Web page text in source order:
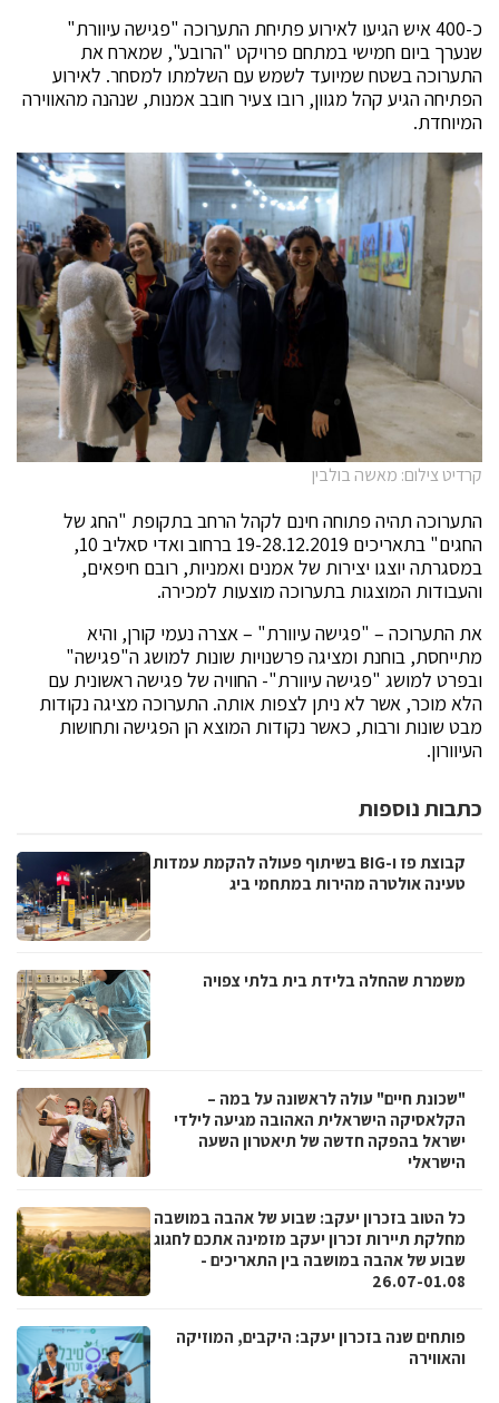
כ-400 איש הגיעו לאירוע פתיחת התערוכה "פגישה עיוורת"
שנערך ביום חמישי במתחם פרויקט "הרובע", שמארח את
התערוכה בשטח שמיועד לשמש עם השלמתו למסחר. לאירוע
הפתיחה הגיע קהל מגוון, רובו צעיר חובב אמנות, שנהנה מהאווירה
המיוחדת.
קרדיט צילום: מאשה בולבין
התערוכה תהיה פתוחה חינם לקהל הרחב בתקופת "החג של
החגים" בתאריכים 19-28.12.2019 ברחוב ואדי סאליב 10,
במסגרתה יוצגו יצירות של אמנים ואמניות, רובם חיפאים,
והעבודות המוצגות בתערוכה מוצעות למכירה.
את התערוכה – "פגישה עיוורת" – אצרה נעמי קורן, והיא
מתייחסת, בוחנת ומציגה פרשנויות שונות למושג ה"פגישה"
ובפרט למושג "פגישה עיוורת"- החוויה של פגישה ראשונית עם
הלא מוכר, אשר לא ניתן לצפות אותה. התערוכה מציגה נקודות
מבט שונות ורבות, כאשר נקודות המוצא הן הפגישה ותחושות
העיוורון.
כתבות נוספות
קבוצת פז ו-BIG בשיתוף פעולה להקמת עמדות
טעינה אולטרה מהירות במתחמי ביג
משמרת שהחלה בלידת בית בלתי צפויה
"שכונת חיים" עולה לראשונה על במה –
הקלאסיקה הישראלית האהובה מגיעה לילדי
ישראל בהפקה חדשה של תיאטרון השעה
הישראלי
כל הטוב בזכרון יעקב: שבוע של אהבה במושבה
מחלקת תיירות זכרון יעקב מזמינה אתכם לחגוג
שבוע של אהבה במושבה בין התאריכים -
26.07-01.08
פותחים שנה בזכרון יעקב: היקבים, המוזיקה
והאווירה